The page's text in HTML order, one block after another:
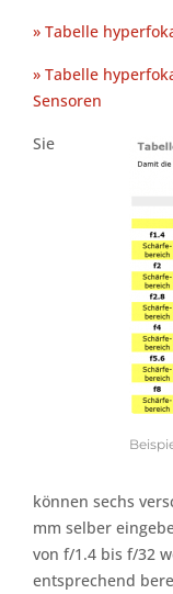
» Tabelle
» Tabelle
Sensoren
Sie
können sechs
mm selber
von f/1.4 bis f/32
entsprechend